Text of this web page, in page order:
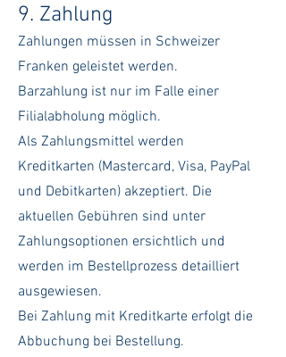
9. Zahlung
Zahlungen müssen in Schweizer
Franken geleistet werden.
Barzahlung ist nur im Falle einer
Filialabholung möglich.
Als Zahlungsmittel werden
Kreditkarten (Mastercard, Visa, PayPal
und Debitkarten) akzeptiert. Die
aktuellen Gebühren sind unter
Zahlungsoptionen ersichtlich und
werden im Bestellprozess detailliert
ausgewiesen.
Bei Zahlung mit Kreditkarte erfolgt die
Abbuchung bei Bestellung.